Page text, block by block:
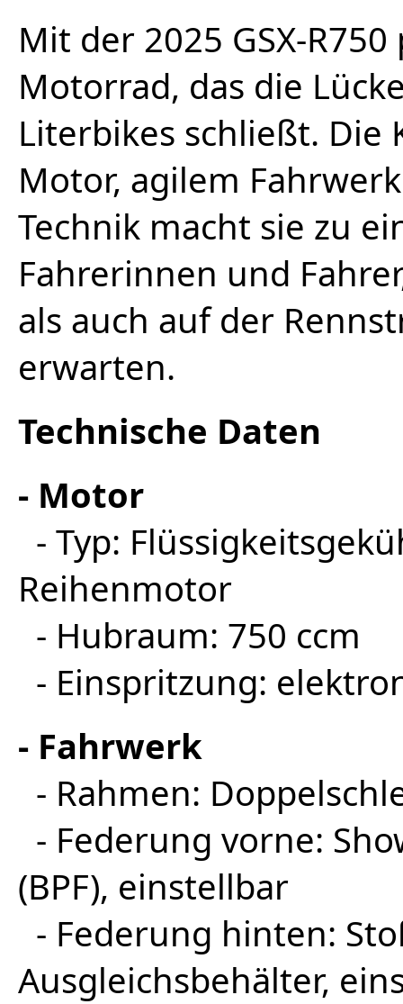
Mit der 2025 GSX-
Motorrad, das die
Literbikes schließt.
Motor, agilem
Technik macht sie zu
Fahrerinnen und
als auch auf der
erwarten.
Technische Daten
- Motor
- Typ:
Reihenmotor
- Hubraum: 750 ccm
- Einspritzung:
- Fahrwerk
- Rahmen:
- Federung vorne:
(BPF), einstellbar
- Federung hinten:
Ausgleichsbehälter,